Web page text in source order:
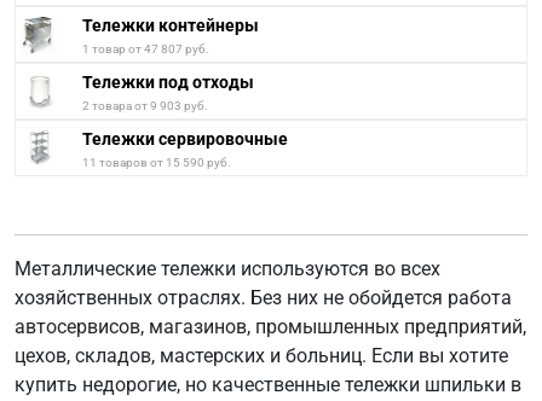
Тележки контейнеры
1 товар от 47 807 руб.
Тележки под отходы
2 товара от 9 903 руб.
Тележки сервировочные
11 товаров от 15 590 руб.
Металлические тележки используются во всех
хозяйственных отраслях. Без них не обойдется работа
автосервисов, магазинов, промышленных предприятий,
цехов, складов, мастерских и больниц. Если вы хотите
купить недорогие, но качественные тележки шпильки в